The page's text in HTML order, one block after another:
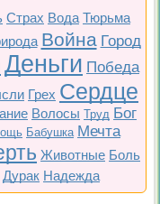
Страх Вода Тюрьма
Война Город
Деньги Победа
Грех Сердце
Волосы Труд Бог
Бабушка Мечта
Животные Боль
Дурак Надежда